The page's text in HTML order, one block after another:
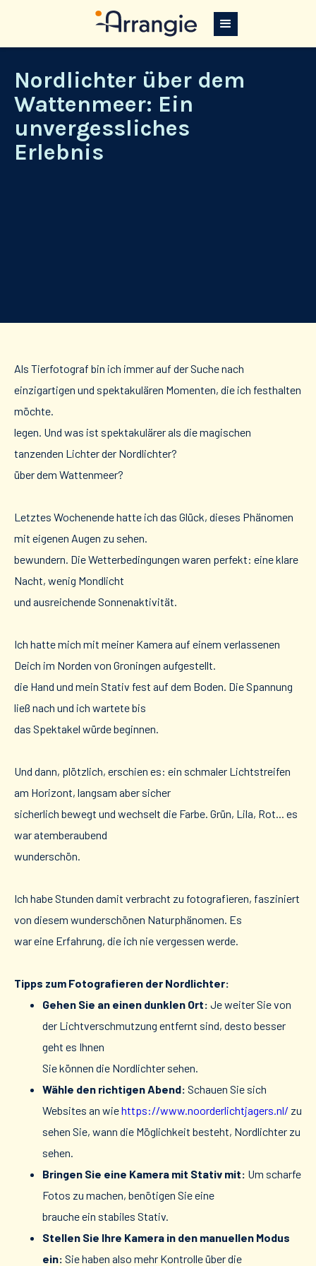
Nordlichter über dem
Wattenmeer: Ein
unvergessliches
Erlebnis
Als Tierfotograf bin ich immer auf der Suche nach
einzigartigen und spektakulären Momenten, die ich festhalten
möchte.
legen. Und was ist spektakulärer als die magischen
tanzenden Lichter der Nordlichter?
über dem Wattenmeer?
Letztes Wochenende hatte ich das Glück, dieses Phänomen
mit eigenen Augen zu sehen.
bewundern. Die Wetterbedingungen waren perfekt: eine klare
Nacht, wenig Mondlicht
und ausreichende Sonnenaktivität.
Ich hatte mich mit meiner Kamera auf einem verlassenen
Deich im Norden von Groningen aufgestellt.
die Hand und mein Stativ fest auf dem Boden. Die Spannung
ließ nach und ich wartete bis
das Spektakel würde beginnen.
Und dann, plötzlich, erschien es: ein schmaler Lichtstreifen
am Horizont, langsam aber sicher
sicherlich bewegt und wechselt die Farbe. Grün, Lila, Rot... es
war atemberaubend
wunderschön.
Ich habe Stunden damit verbracht zu fotografieren, fasziniert
von diesem wunderschönen Naturphänomen. Es
war eine Erfahrung, die ich nie vergessen werde.
Tipps zum Fotografieren der Nordlichter:
Gehen Sie an einen dunklen Ort: Je weiter Sie von
der Lichtverschmutzung entfernt sind, desto besser
geht es Ihnen
Sie können die Nordlichter sehen.
Wähle den richtigen Abend: Schauen Sie sich
Websites an wiehttps://www.noorderlichtjagers.nl/ zu
sehen Sie, wann die Möglichkeit besteht, Nordlichter zu
sehen.
Bringen Sie eine Kamera mit Stativ mit: Um scharfe
Fotos zu machen, benötigen Sie eine
brauche ein stabiles Stativ.
Stellen Sie Ihre Kamera in den manuellen Modus
ein: Sie haben also mehr Kontrolle über die